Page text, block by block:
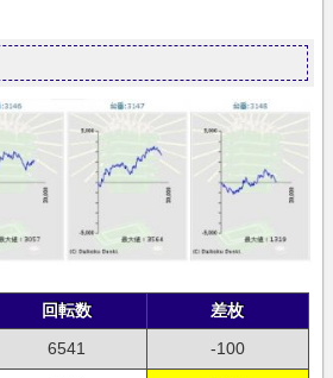
回転数
差枚
6541 -100